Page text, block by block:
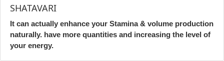
SHATAVARI
It can actually enhance your Stamina & volume production
naturally. have more quantities and increasing the level of
your energy.